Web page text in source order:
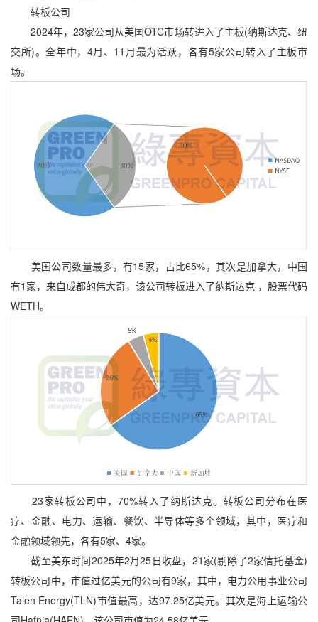
转板公司
2024年，23家公司从美国OTC市场转进入了主板(纳斯达克、纽
交所)。全年中，4月、11月最为活跃，各有5家公司转入了主板市
场。
美国公司数量最多，有15家，占比65%，其次是加拿大，中国
有1家，来自成都的伟大奇，该公司转板进入了纳斯达克 ，股票代码
WETH。
23家转板公司中，70%转入了纳斯达克。转板公司分布在医
疗、金融、电力、运输、餐饮、半导体等多个领域，其中，医疗和
金融领域领先，各有5家、4家。
截至美东时间2025年2月25日收盘，21家(剔除了2家信托基金)
转板公司中，市值过亿美元的公司有9家，其中，电力公用事业公司
Talen Energy(TLN)市值最高，达97.25亿美元。其次是海上运输公